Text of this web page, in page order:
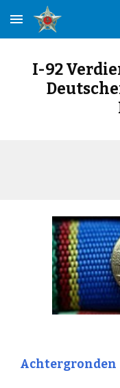
Skip to main content
I-92
Achtergronden